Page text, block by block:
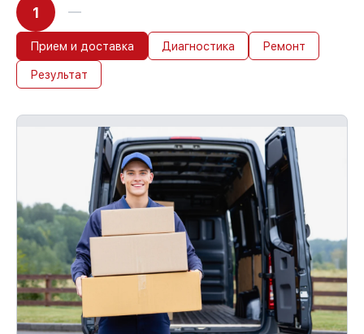
1
Прием и доставка Диагностика Ремонт
Результат